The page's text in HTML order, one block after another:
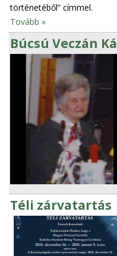
történetéből” címmel.
Tovább »
Búcsú Veczán
Téli zárvatartás